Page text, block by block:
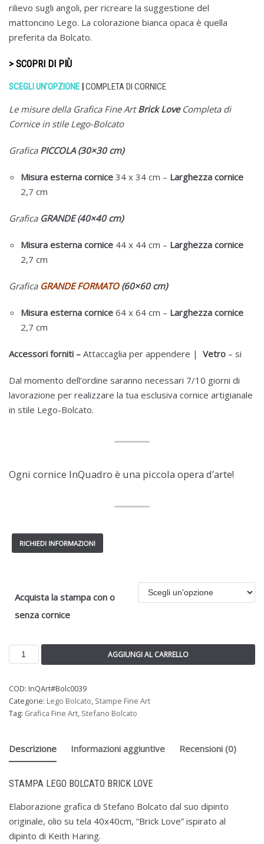
rilievo sugli angoli, per ricreare la suggestione del
mattoncino Lego. La colorazione bianca opaca è quella
preferita da Bolcato.
> SCOPRI DI PIÙ
SCEGLI UN’OPZIONE |COMPLETA DI CORNICE
Le misure della Grafica Fine ArtBrick LoveCompleta di
Cornice in stile Lego-Bolcato
Grafica PICCOLA (30×30 cm)
Misura esterna cornice 34 x 34 cm – Larghezza cornice
2,7 cm
GraficaGRANDE (40×40 cm)
Misura esterna cornice 44 x 44 cm – Larghezza cornice
2,7 cm
Grafica GRANDE FORMATO (60×60 cm)
Misura esterna cornice 64 x 64 cm – Larghezza cornice
2,7 cm
Accessori forniti – Attaccaglia per appendere | Vetro – si
Dal momento dell’ordine saranno necessari 7/10 giorni di
lavorazione per realizzare la tua esclusiva cornice artigianale
in stile Lego-Bolcato.
Ogni cornice InQuadro è una piccola opera d’arte!
Acquista la stampa con o
senza cornice
AGGIUNGI AL CARRELLO
COD: InQArt#Bolc0039
Categorie: Lego Bolcato, Stampe Fine Art
Tag: Grafica Fine Art, Stefano Bolcato
Descrizione Informazioni aggiuntive Recensioni (0)
STAMPA LEGO BOLCATO BRICK LOVE
Elaborazione grafica di Stefano Bolcato dal suo dipinto
originale, olio su tela 40x40cm, “Brick Love” ispirato al
dipinto di Keith Haring.